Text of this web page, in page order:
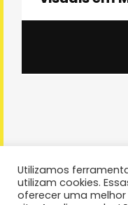
Utilizamos
utilizam cookies.
oferecer uma